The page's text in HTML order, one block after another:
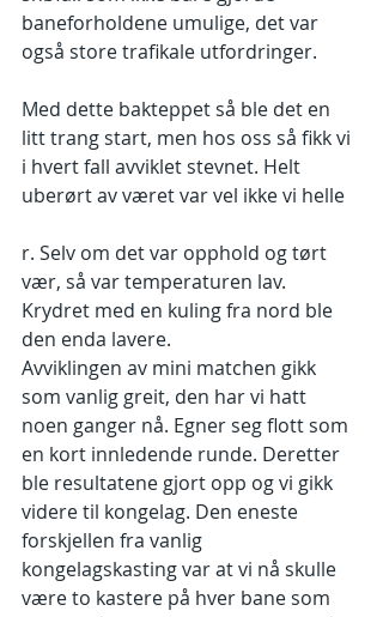
baneforholdene umulige, det var
også store trafikale utfordringer.
Med dette bakteppet så ble det en
litt trang start, men hos oss så fikk vi
i hvert fall avviklet stevnet. Helt
uberørt av været var vel ikke vi helle
r. Selv om det var opphold og tørt
vær, så var temperaturen lav.
Krydret med en kuling fra nord ble
den enda lavere.
Avviklingen av mini matchen gikk
som vanlig greit, den har vi hatt
noen ganger nå. Egner seg flott som
en kort innledende runde. Deretter
ble resultatene gjort opp og vi gikk
videre til kongelag. Den eneste
forskjellen fra vanlig
kongelagskasting var at vi nå skulle
være to kastere på hver bane som